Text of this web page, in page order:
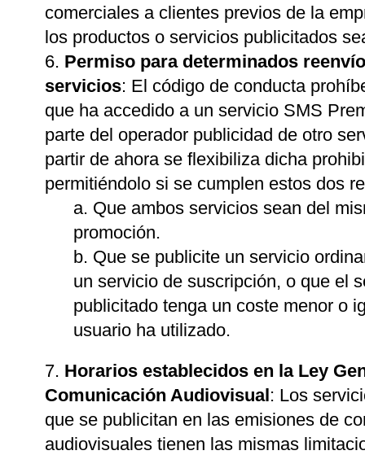
comerciales a clientes previos de la
los productos o servicios publicitados
Permiso para determinados
servicios: El código de conducta
que ha accedido a un servicio SMS
parte del operador publicidad de otro
partir de ahora se flexibiliza dicha
permitiéndolo si se cumplen estos dos
Que ambos servicios sean del
promoción.
Que se publicite un servicio
un servicio de suscripción, o que el
publicitado tenga un coste menor o
usuario ha utilizado.
Horarios establecidos en la Ley
Comunicación Audiovisual: Los
que se publicitan en las emisiones de
audiovisuales tienen las mismas